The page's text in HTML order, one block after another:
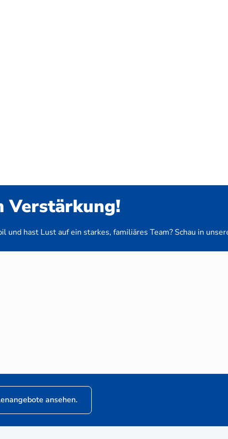
Verstärkung!
hast Lust auf ein starkes, familiäres Team? Schau in
w/d) für VW Nutzfahrzeuge
ansehen.